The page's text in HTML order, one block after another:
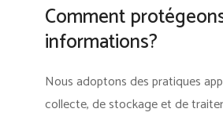
Comment
informations?
Nous adoptons des pratiques
collecte, de stockage et de